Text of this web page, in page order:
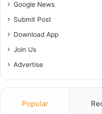
मुख्य कारण भाजपा की
कुंभ में कोरोना टेस्टिंग
उत्तराखण्ड की छवि धूमिल
ठोस कार्रवाही न किया
लोग इस घोटाले में स्वयं
निरंतर गैस पेट्रोल डीजल
Google News
Submit Post
Download App
Join Us
Advertise
Popular